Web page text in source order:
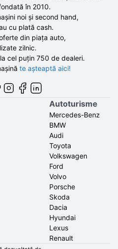
în 2010.
noi și second hand,
cu plată cash.
din piața auto,
zilnic.
cel puțin 750 de dealeri.
te așteaptă aici!
Autoturisme
Mercedes-Benz
BMW
Audi
Toyota
Volkswagen
Ford
Volvo
Porsche
Skoda
Dacia
Hyundai
Lexus
Renault